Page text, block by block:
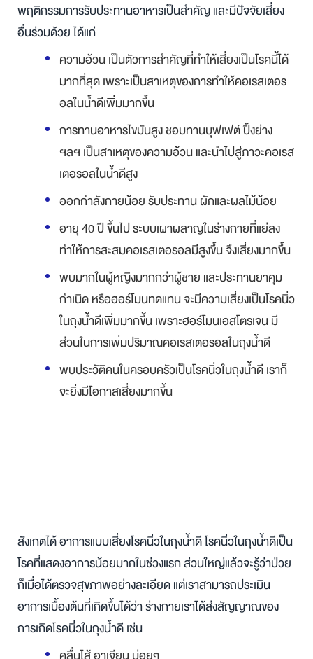
พฤติกรรมการรับประทานอาหารเป็นสำคัญ และมีปัจจัยเสี่ยง
อื่นร่วมด้วย ได้แก่
ความอ้วน เป็นตัวการสำคัญที่ทำให้เสี่ยงเป็นโรคนี้ได้
มากที่สุด เพราะเป็นสาเหตุของการทำให้คอเรสเตอร
อลในน้ำดีเพิ่มมากขึ้น
การทานอาหารไขมันสูง ชอบทานบุฟเฟต์ ปิ้งย่าง
ฯลฯ เป็นสาเหตุของความอ้วน และนำไปสู่ภาวะคอเรส
เตอรอลในน้ำดีสูง
ออกกำลังกายน้อย รับประทาน ผักและผลไม้น้อย
อายุ 40 ปี ขึ้นไป ระบบเผาผลาญในร่างกายที่แย่ลง
ทำให้การสะสมคอเรสเตอรอลมีสูงขึ้น จึงเสี่ยงมากขึ้น
พบมากในผู้หญิงมากกว่าผู้ชาย และประทานยาคุม
กำเนิด หรือฮอร์โมนทดแทน จะมีความเสี่ยงเป็นโรคนิ่ว
ในถุงน้ำดีเพิ่มมากขึ้น เพราะฮอร์โมนเอสโตรเจน มี
ส่วนในการเพิ่มปริมาณคอเรสเตอรอลในถุงน้ำดี
พบประวัติคนในครอบครัวเป็นโรคนิ่วในถุงน้ำดี เราก็
จะยิ่งมีโอกาสเสี่ยงมากขึ้น
สังเกตได้ อาการแบบเสี่ยงโรคนิ่วในถุงน้ำดี โรคนิ่วในถุงน้ำดีเป็น
โรคที่แสดงอาการน้อยมากในช่วงแรก ส่วนใหญ่แล้วจะรู้ว่าป่วย
ก็เมื่อได้ตรวจสุขภาพอย่างละเอียด แต่เราสามารถประเมิน
อาการเบื้องต้นที่เกิดขึ้นได้ว่า ร่างกายเราได้ส่งสัญญาณของ
การเกิดโรคนิ่วในถุงน้ำดี เช่น